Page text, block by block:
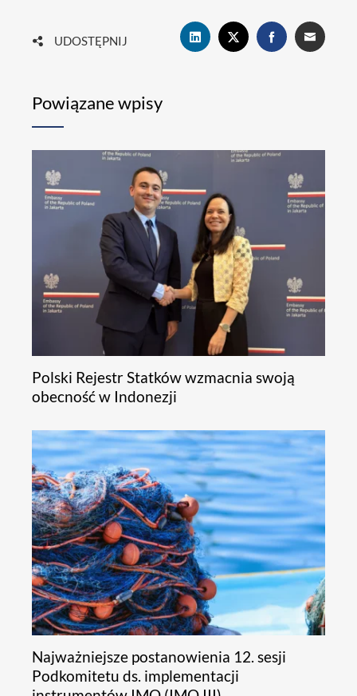
UDOSTĘPNIJ
Powiązane wpisy
Polski Rejestr Statków wzmacnia swoją
obecność w Indonezji
Najważniejsze postanowienia 12. sesji
Podkomitetu ds. implementacji